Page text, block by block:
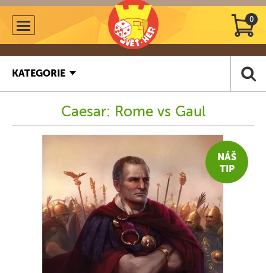
0
KATEGORIE
Caesar: Rome vs Gaul
NÁŠ
TIP